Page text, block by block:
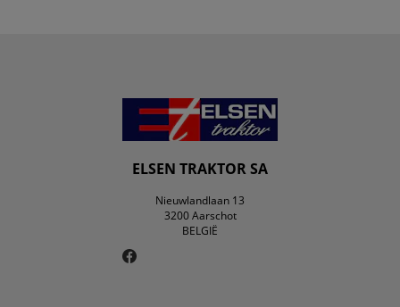
ELSEN TRAKTOR SA
Nieuwlandlaan 13
3200 Aarschot
BELGIË